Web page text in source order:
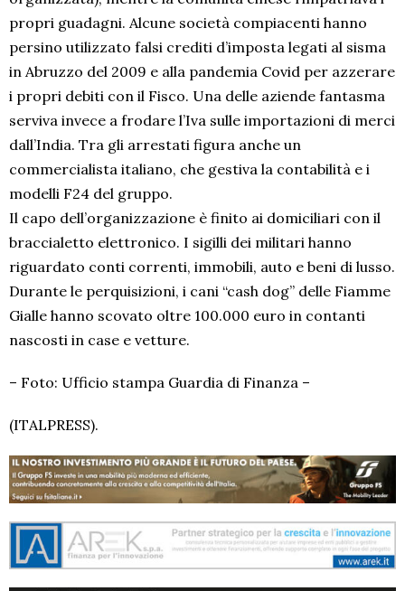
propri guadagni. Alcune società compiacenti hanno
persino utilizzato falsi crediti d’imposta legati al sisma
in Abruzzo del 2009 e alla pandemia Covid per azzerare
i propri debiti con il Fisco. Una delle aziende fantasma
serviva invece a frodare l’Iva sulle importazioni di merci
dall’India. Tra gli arrestati figura anche un
commercialista italiano, che gestiva la contabilità e i
modelli F24 del gruppo.
Il capo dell’organizzazione è finito ai domiciliari con il
braccialetto elettronico. I sigilli dei militari hanno
riguardato conti correnti, immobili, auto e beni di lusso.
Durante le perquisizioni, i cani “cash dog” delle Fiamme
Gialle hanno scovato oltre 100.000 euro in contanti
nascosti in case e vetture.
– Foto: Ufficio stampa Guardia di Finanza –
(ITALPRESS).